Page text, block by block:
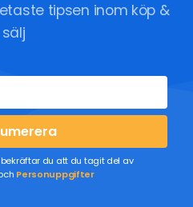
tipsen inom köp &
sälj
bekräftar du att du tagit del av
Personuppgifter